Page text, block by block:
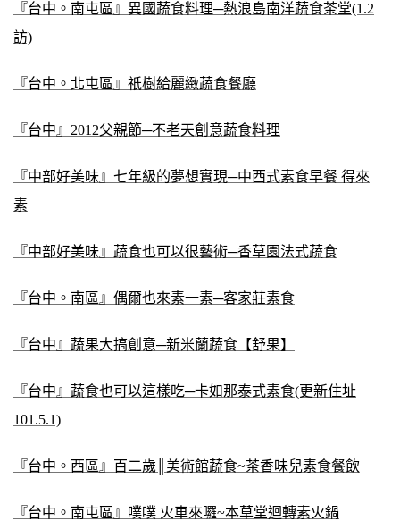
『台中。南屯區』異國蔬食料理─熱浪島南洋蔬食茶堂(1.2
訪)
『台中。北屯區』祇樹給麗緻蔬食餐廳
『台中』2012父親節─不老天創意蔬食料理
『中部好美味』七年級的夢想實現─中西式素食早餐 得來
素
『中部好美味』蔬食也可以很藝術─香草園法式蔬食
『台中。南區』偶爾也來素一素─客家莊素食
『台中』蔬果大搞創意─新米蘭蔬食【舒果】
『台中』蔬食也可以這樣吃─卡如那泰式素食(更新住址
101.5.1)
『台中。西區』百二歲║美術館蔬食~茶香味兒素食餐飲
『台中。南屯區』噗噗 火車來囉~本草堂迴轉素火鍋